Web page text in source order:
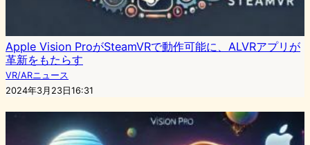
Apple Vision ProがSteamVRで動作可能に、ALVRアプリが
革新をもたらす
VR/ARニュース
2024年3月23日16:31